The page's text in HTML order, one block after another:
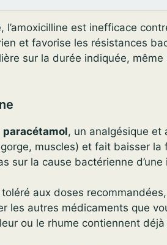
l’amoxicilline est inefficace
et favorise les résistances
sur la durée indiquée,
paracétamol, un analgésique et
muscles) et fait baisser la
sur la cause bactérienne
aux doses
les autres médicaments que
ou le rhume contiennent